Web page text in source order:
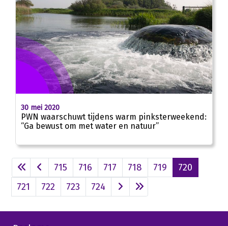
30 mei 2020
PWN waarschuwt tijdens warm pinksterweekend:
“Ga bewust om met water en natuur”
715 716 717 718 719
720
721
722 723 724